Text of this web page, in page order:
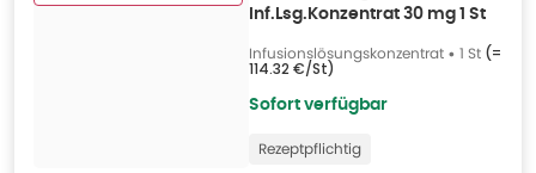
Inf.Lsg.Konzentrat 30 mg 1 St
Infusionslösungskonzentrat • 1 St (=
114.32 €/St)
Sofort verfügbar
Rezeptpflichtig